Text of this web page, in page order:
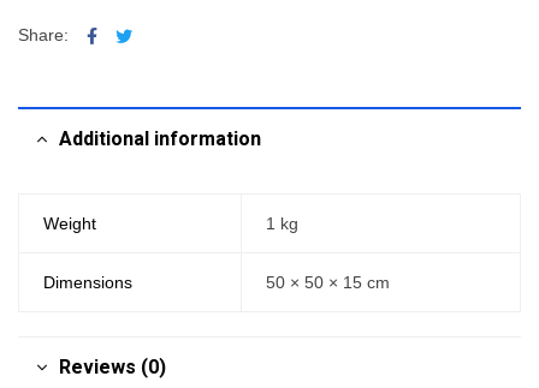
Share: Facebook
Twitter
Additional information
Weight 1 kg
Dimensions 50 × 50 × 15 cm
Reviews (0)